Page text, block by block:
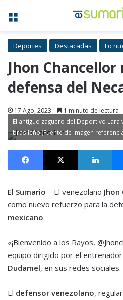
Menú
Deportes Destacadas Lo
Jhon
defensa del
17 Ago, 2023 1 minuto de lectura
El antiguo zaguero del Deportivo Lara
brasileño (Fuente de imagen
Facebook X
El Sumario – El venezolano
como nuevo refuerzo para la
mexicano.
«¡Bienvenido a los Rayos,
equipo dirigido por el
Dudamel, en sus redes sociales.
El defensor venezolano,